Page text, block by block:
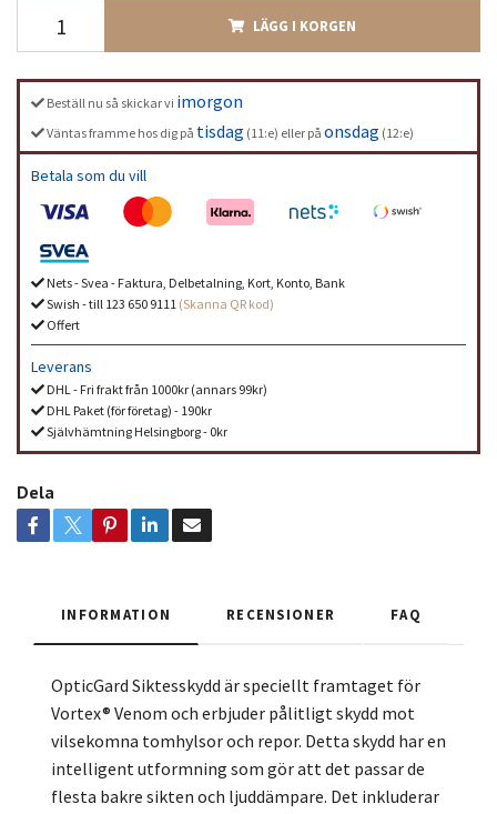
LÄGG I KORGEN
Beställ nu så skickar vi imorgon
Väntas framme hos dig på tisdag (11:e) eller på onsdag (12:e)
Betala som du vill
Nets - Svea - Faktura, Delbetalning, Kort, Konto, Bank
Swish - till 123 650 9111 (Skanna QR kod)
Offert
Leverans
DHL - Fri frakt från 1000kr (annars 99kr)
DHL Paket (för företag) - 190kr
Självhämtning Helsingborg - 0kr
Dela
INFORMATION RECENSIONER FAQ
OpticGard Siktesskydd är speciellt framtaget för
Vortex® Venom och erbjuder pålitligt skydd mot
vilsekomna tomhylsor och repor. Detta skydd har en
intelligent utformning som gör att det passar de
flesta bakre sikten och ljuddämpare. Det inkluderar